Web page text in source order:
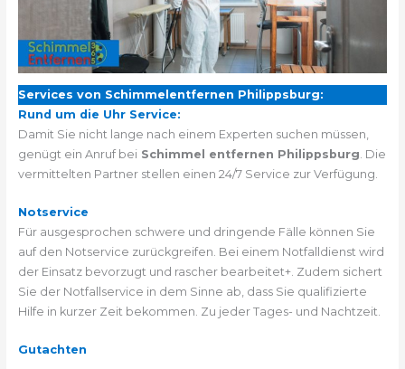
Services von Schimmelentfernen Philippsburg:
Rund um die Uhr Service:
Damit Sie nicht lange nach einem Experten suchen müssen,
genügt ein Anruf bei Schimmel entfernen Philippsburg . Die
vermittelten Partner stellen einen 24/7 Service zur Verfügung.
Notservice
Für ausgesprochen schwere und dringende Fälle können Sie
auf den Notservice zurückgreifen. Bei einem Notfalldienst wird
der Einsatz bevorzugt und rascher bearbeitet+. Zudem sichert
Sie der Notfallservice in dem Sinne ab, dass Sie qualifizierte
Hilfe in kurzer Zeit bekommen. Zu jeder Tages- und Nachtzeit.
Gutachten